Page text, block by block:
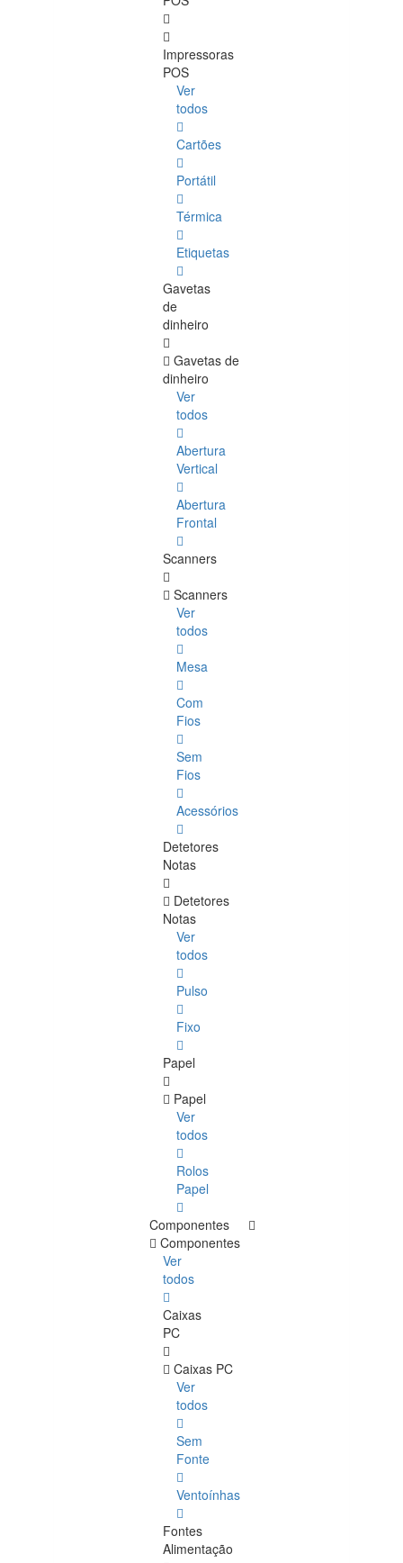
Impressoras
POS
Ver
todos
Cartões
Portátil
Térmica
Etiquetas
Gavetas
de
dinheiro
Gavetas de
dinheiro
Ver
todos
Abertura
Vertical
Abertura
Frontal
Scanners
Scanners
Ver
todos
Mesa
Com
Fios
Sem
Fios
Acessórios
Detetores
Notas
Detetores
Notas
Ver
todos
Pulso
Fixo
Papel
Papel
Ver
todos
Rolos
Papel
Componentes
Componentes
Ver
todos
Caixas
PC
Caixas PC
Ver
todos
Sem
Fonte
Ventoínhas
Fontes
Alimentação